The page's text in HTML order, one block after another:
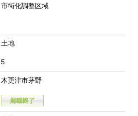
市街化調整区域
土地
5
木更津市茅野